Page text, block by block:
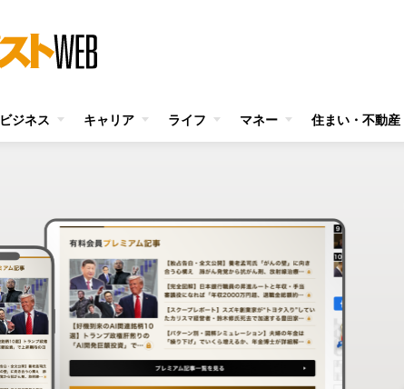
ビジネス キャリア ライフ マネー 住まい・不動産